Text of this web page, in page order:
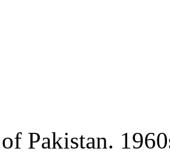
Pakistan.